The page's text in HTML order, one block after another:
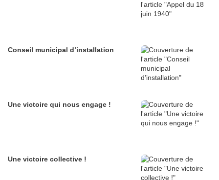
Conseil municipal d’installation
Une victoire qui nous engage !
Une victoire collective !